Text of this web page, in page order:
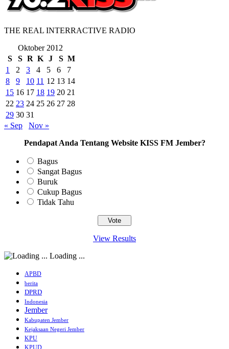
THE REAL INTERRACTIVE RADIO
Oktober 2012
S
S R K J S M
1
2 3 4 5 6
7
8
9 10 11 12 13 14
15 16 17 18 19 20 21
22 23 24 25 26 27 28
29 30 31
« Sep
Nov »
Pendapat Anda Tentang Website KISS FM Jember?
Bagus
Sangat Bagus
Buruk
Cukup Bagus
Tidak Tahu
View Results
Loading ...
APBD
berita
DPRD
Indonesia
Jember
Kabupaten Jember
Kejaksaan Negeri Jember
KPU
KPUD